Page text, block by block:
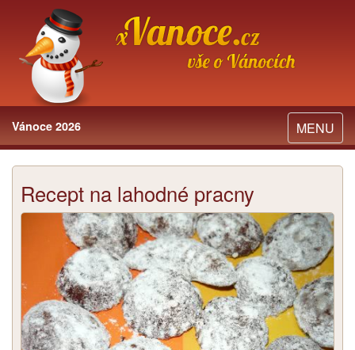
Toggle
navigation
MENU
Vánoce 2026
Recept na lahodné pracny